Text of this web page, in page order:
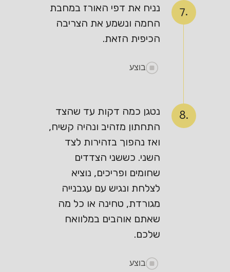
7.
נניח את דפי האורז במחבת
החמה ונשמע את הצריבה
הכיפית הזאת.
בוצע
8.
נטגן כמה דקות עד שהצד
התחתון מזהיב ונהיה קשיח,
ואז נהפוך בזהירות לצד
השני. כששני הצדדים
שחומים ופריכים, נוציא
לצלחת ונגיש עם עגבנייה
מגורדת, טחינה או כל מה
שאתם אוהבים במלוואח
שלכם.
בוצע